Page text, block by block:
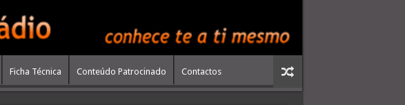
Ficha Técnica Conteúdo Patrocinado Contactos